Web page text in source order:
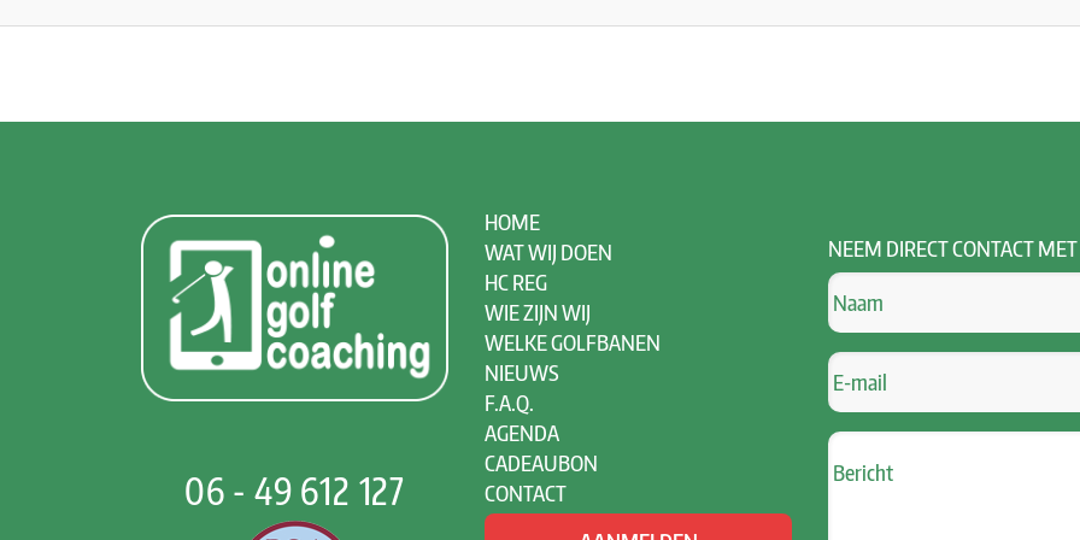
06 - 49 612 127
HOME
WAT WIJ DOEN
HC REG
WIE ZIJN WIJ
WELKE GOLFBANEN
NIEUWS
F.A.Q.
AGENDA
CADEAUBON
CONTACT
NEEM DIRECT CONTACT